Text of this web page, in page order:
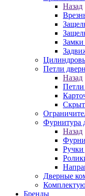
Назад
Петли
Назад
Фурнитура
Назад
Ручки
Дверные
Бренды